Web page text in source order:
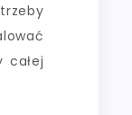
całej